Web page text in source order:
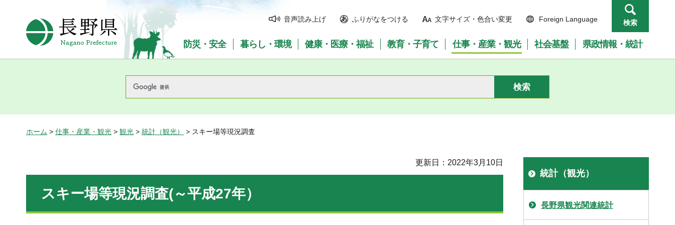
長野県Nagano Prefecture
音声読み上げ ふりがなをつける 文字サイズ・色合い変更 Foreign Language 検索
防災・安全 暮らし・環境 健康・医療・福祉 教育・子育て 仕事・産業・観光 社会基盤 県政情報・統計
ホーム > 仕事・産業・観光 > 観光 > 統計（観光） > スキー場等現況調査
更新日：2022年3月10日
スキー場等現況調査(～平成27年）
統計（観光）
長野県観光関連統計